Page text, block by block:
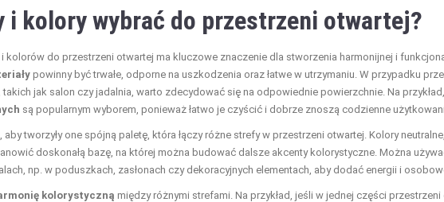
i kolory wybrać do przestrzeni otwartej?
kolorów do przestrzeni otwartej ma kluczowe znaczenie dla stworzenia harmonijnej i
powinny być trwałe, odporne na uszkodzenia oraz łatwe w utrzymaniu. W przypadku
jak salon czy jadalnia, warto zdecydować się na odpowiednie powierzchnie. Na przykład,
są popularnym wyborem, ponieważ łatwo je czyścić i dobrze znoszą codzienne
aby tworzyły one spójną paletę, która łączy różne strefy w przestrzeni otwartej. Kolory
doskonałą bazę, na której można budować dalsze akcenty kolorystyczne. Można
np. w poduszkach, zasłonach czy dekoracyjnych elementach, aby dodać energii i
kolorystyczną między różnymi strefami. Na przykład, jeśli w jednej części przestrzeni